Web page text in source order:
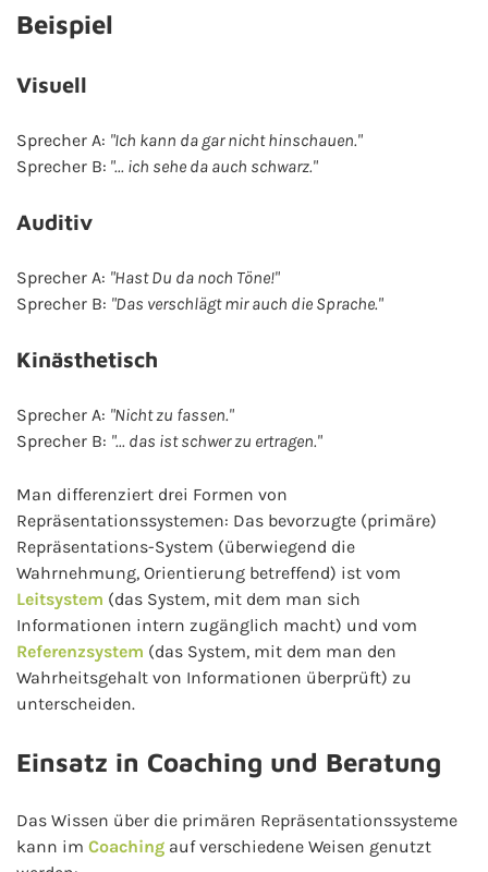
Beispiel
Visuell
Sprecher A: "Ich kann da gar nicht hinschauen."
Sprecher B: "... ich sehe da auch schwarz."
Auditiv
Sprecher A: "Hast Du da noch Töne!"
Sprecher B: "Das verschlägt mir auch die Sprache."
Kinästhetisch
Sprecher A: "Nicht zu fassen."
Sprecher B: "... das ist schwer zu ertragen."
Man differenziert drei Formen von
Repräsentationssystemen: Das bevorzugte (primäre)
Repräsentations-System (überwiegend die
Wahrnehmung, Orientierung betreffend) ist vom
Leitsystem (das System, mit dem man sich
Informationen intern zugänglich macht) und vom
Referenzsystem (das System, mit dem man den
Wahrheitsgehalt von Informationen überprüft) zu
unterscheiden.
Einsatz in Coaching und Beratung
Das Wissen über die primären Repräsentationssysteme
kann im Coaching auf verschiedene Weisen genutzt